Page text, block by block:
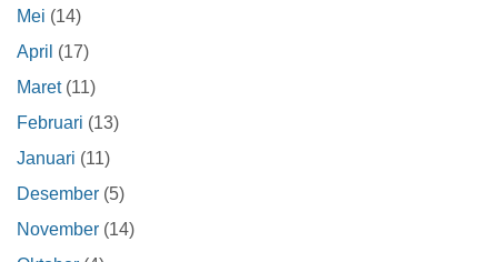
Mei (14)
April (17)
Maret(11)
Februari (13)
Januari (11)
Desember (5)
November (14)